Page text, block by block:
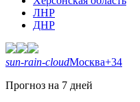
ЛНР
ДНР
sun-rain-cloudМосква+34
Прогноз на 7 дней